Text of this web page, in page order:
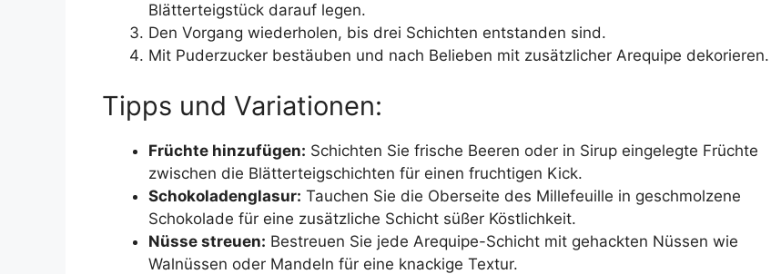
Blätterteigstück darauf legen.
Den Vorgang wiederholen, bis drei Schichten entstanden sind.
Mit Puderzucker bestäuben und nach Belieben mit zusätzlicher Arequipe dekorieren.
Tipps und Variationen:
Früchte hinzufügen: Schichten Sie frische Beeren oder in Sirup eingelegte Früchte
zwischen die Blätterteigschichten für einen fruchtigen Kick.
Schokoladenglasur: Tauchen Sie die Oberseite des Millefeuille in geschmolzene
Schokolade für eine zusätzliche Schicht süßer Köstlichkeit.
Nüsse streuen: Bestreuen Sie jede Arequipe-Schicht mit gehackten Nüssen wie
Walnüssen oder Mandeln für eine knackige Textur.